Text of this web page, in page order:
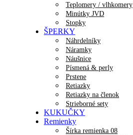
Teplomery / vlhkomery
Minútky JVD
Stopky
ŠPERKY
Náhrdelníky
Náramky
Náušnice
Písmená & perly
Prstene
Retiazky
Retiazky na členok
Strieborné sety
KUKUČKY
Remienky
Šírka remienka 08